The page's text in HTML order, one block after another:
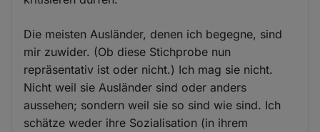
Die meisten Ausländer, denen ich begegne, sind
mir zuwider. (Ob diese Stichprobe nun
repräsentativ ist oder nicht.) Ich mag sie nicht.
Nicht weil sie Ausländer sind oder anders
aussehen; sondern weil sie so sind wie sind. Ich
schätze weder ihre Sozialisation (in ihrem